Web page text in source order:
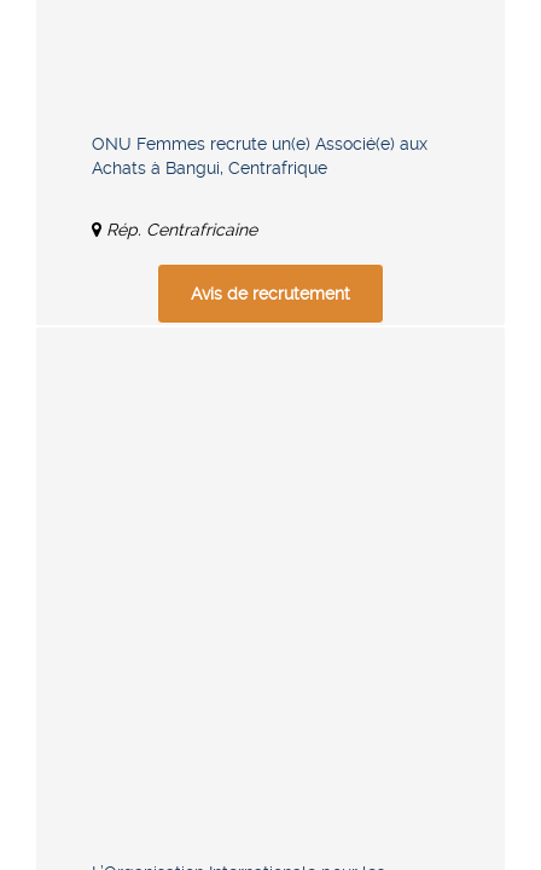
ONU Femmes recrute un(e) Associé(e) aux
Achats à Bangui, Centrafrique
Rép. Centrafricaine
Avis de recrutement